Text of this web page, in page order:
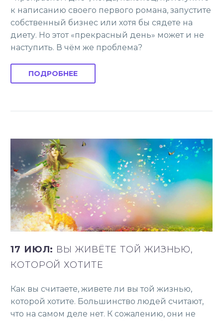
к написанию своего первого романа, запустите
собственный бизнес или хотя бы сядете на
диету. Но этот «прекрасный день» может и не
наступить. В чём же проблема?
ПОДРОБНЕЕ
17 ИЮЛ: ВЫ ЖИВЁТЕ ТОЙ ЖИЗНЬЮ,
КОТОРОЙ ХОТИТЕ
Как вы считаете, живете ли вы той жизнью,
которой хотите. Большинство людей считают,
что на самом деле нет. К сожалению, они не